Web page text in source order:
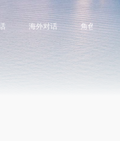
对话AI
海外对话 角色型对话